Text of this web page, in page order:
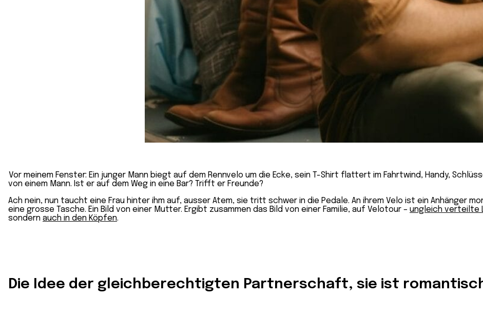
Vor meinem Fenster: Ein junger Mann biegt auf dem Rennvelo um die Ecke, sein T-Shirt flattert im Fahrtwind, Handy,
von einem Mann. Ist er auf dem Weg in eine Bar? Trifft er Freunde?
Ach nein, nun taucht eine Frau hinter ihm auf, ausser Atem, sie tritt schwer in die Pedale. An ihrem Velo ist ein Anhänger
eine grosse Tasche. Ein Bild von einer Mutter. Ergibt zusammen das Bild von einer Familie, auf Velotour – ungleich verteilte
sondern auch in den Köpfen.
Die Idee der gleichberechtigten Partnerschaft, sie ist